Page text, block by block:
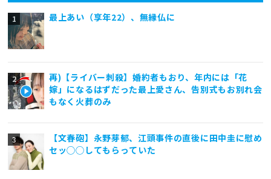
最上あい（享年22）、無縁仏に
再)【ライバー刺殺】婚約者もおり、年内には「花
嫁」になるはずだった最上愛さん、告別式もお別れ会
もなく火葬のみ
【文春砲】永野芽郁、江頭事件の直後に田中圭に慰め
セッ◯◯してもらっていた